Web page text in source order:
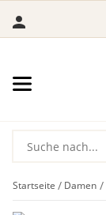
Startseite Damen